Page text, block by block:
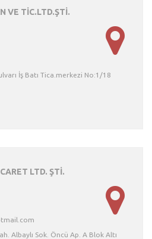
VE TİC.LTD.ŞTİ.
İş Batı Tica.merkezi No:1/18
LTD. ŞTİ.
Albaylı Sok. Öncü Ap. A Blok Altı